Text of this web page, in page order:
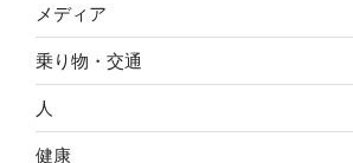
メディア
乗り物・交通
人
健康